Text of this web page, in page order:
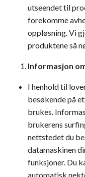
utseendet til
forekomme
oppløsning. Vi
produktene så
Informasjon
I henhold til
besøkende på
brukes.
brukerens
nettstedet du
datamaskinen
funksjoner. Du
automatisk